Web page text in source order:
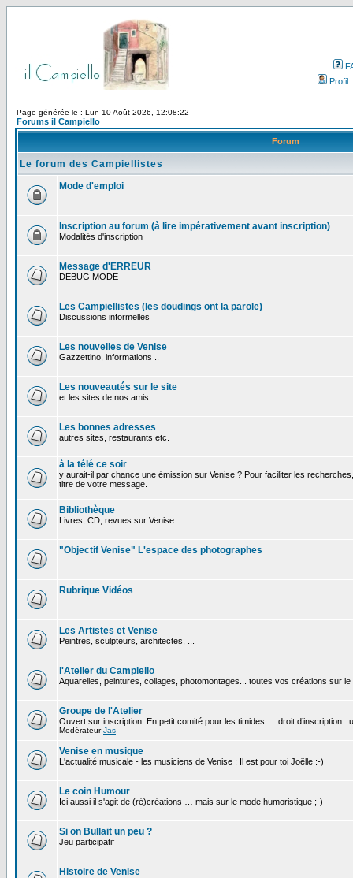
Profil
Page générée le : Lun 10 Août 2026, 12:08:22
Forums il Campiello
Forum
Le forum des Campiellistes
Mode d'emploi
Inscription au forum (à lire impérativement avant inscription)
Modalités d'inscription
Message d'ERREUR
DEBUG MODE
Les Campiellistes (les doudings ont la parole)
Discussions informelles
Les nouvelles de Venise
Gazzettino, informations ..
Les nouveautés sur le site
et les sites de nos amis
Les bonnes adresses
autres sites, restaurants etc.
à la télé ce soir
y aurait-il par chance une émission sur Venise ? Pour faciliter les
titre de votre message.
Bibliothèque
Livres, CD, revues sur Venise
"Objectif Venise" L'espace des photographes
Rubrique Vidéos
Les Artistes et Venise
Peintres, sculpteurs, architectes, ...
l'Atelier du Campiello
Aquarelles, peintures, collages, photomontages... toutes vos créations sur le
Groupe de l'Atelier
Ouvert sur inscription. En petit comité pour les timides … droit d’inscription :
ModérateurJas
Venise en musique
L'actualité musicale - les musiciens de Venise : Il est pour toi Joëlle :-)
Le coin Humour
Ici aussi il s'agit de (ré)créations … mais sur le mode humoristique ;-)
Si on Bullait un peu ?
Jeu participatif
Histoire de Venise